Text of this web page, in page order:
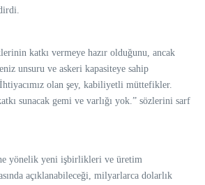
katkı vermeye hazır olduğunu, ancak
unsuru ve askeri kapasiteye sahip
olan şey, kabiliyetli müttefikler.
sunacak gemi ve varlığı yok.” sözlerini sarf
yönelik yeni işbirlikleri ve üretim
açıklanabileceği, milyarlarca dolarlık